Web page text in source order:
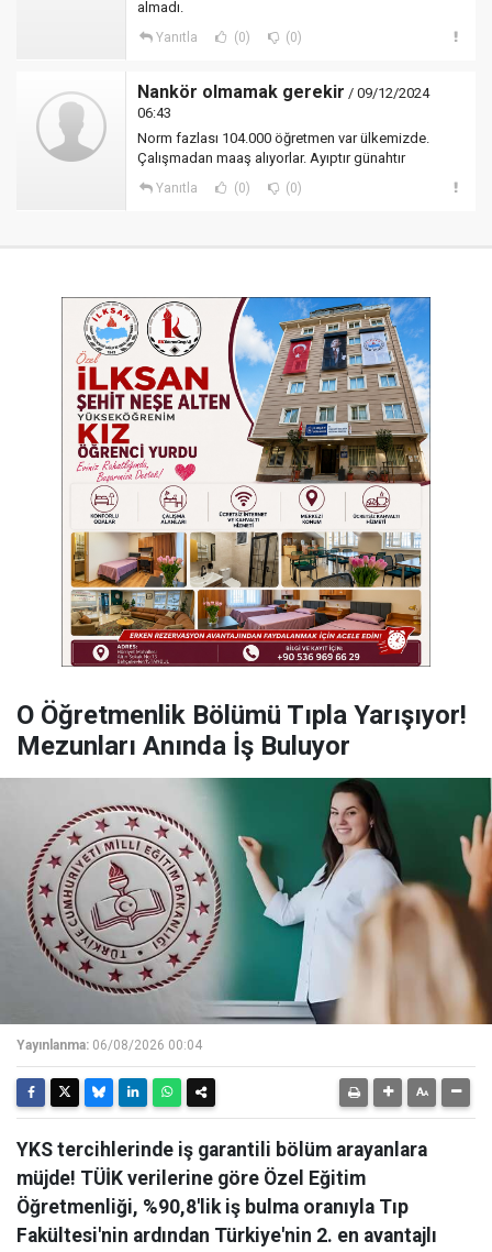
almadı.
Yanıtla (0) (0)
Nankör olmamak gerekir / 09/12/2024
06:43
Norm fazlası 104.000 öğretmen var ülkemizde.
Çalışmadan maaş alıyorlar. Ayıptır günahtır
Yanıtla (0) (0)
O Öğretmenlik Bölümü Tıpla Yarışıyor!
Mezunları Anında İş Buluyor
Yayınlanma: 06/08/2026 00:04
YKS tercihlerinde iş garantili bölüm arayanlara
müjde! TÜİK verilerine göre Özel Eğitim
Öğretmenliği, %90,8'lik iş bulma oranıyla Tıp
Fakültesi'nin ardından Türkiye'nin 2. en avantajlı